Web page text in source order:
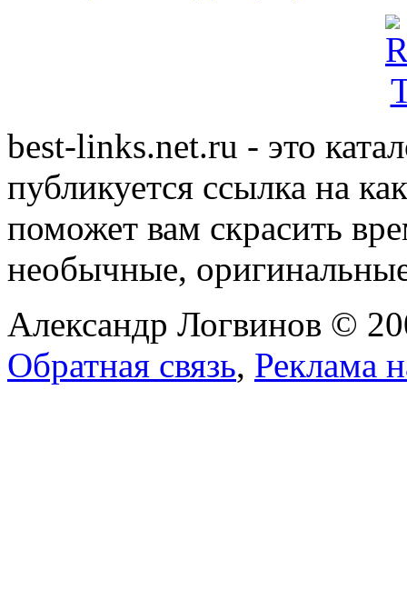
best-links.net.ru - это
публикуется ссылка на
поможет вам скрасить
необычные,
Александр Логвинов ©
Обратная связь, Реклама